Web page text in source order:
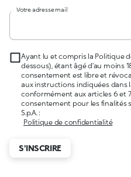
Votre adresse mail
Ayant lu et compris la Politique
dessous), étant âgé d’au moins
consentement est libre et
aux instructions indiquées dans
conformément aux articles 6 et
consentement pour les finalités
S.p.A. :
Politique de confidentialité
S'INSCRIRE